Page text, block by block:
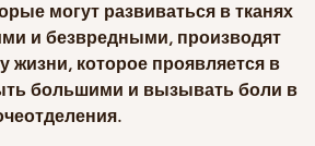
могут развиваться в тканях
и безвредными, производят
жизни, которое проявляется в
большими и вызывать боли в